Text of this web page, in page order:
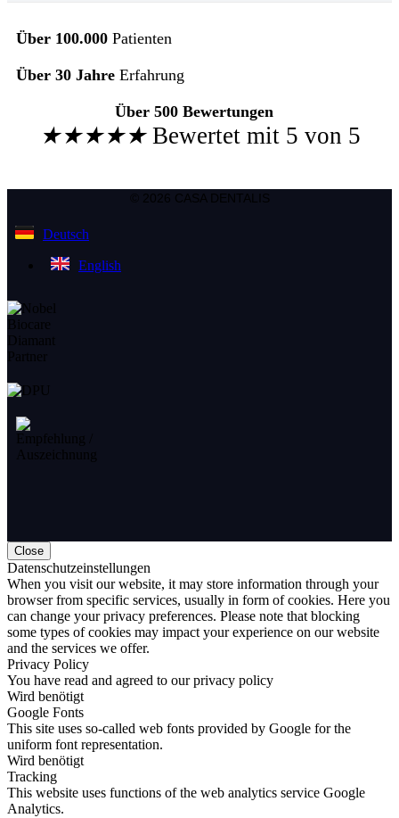
Über 100.000 Patienten
Über 30 Jahre Erfahrung
Über 500 Bewertungen
★★★★★ Bewertet mit 5 von 5
© 2026 CASA DENTALIS
Deutsch
English
Close
Datenschutzeinstellungen
When you visit our website, it may store information through your
browser from specific services, usually in form of cookies. Here you
can change your privacy preferences. Please note that blocking
some types of cookies may impact your experience on our website
and the services we offer.
Privacy Policy
You have read and agreed to our privacy policy
Wird benötigt
Google Fonts
This site uses so-called web fonts provided by Google for the
uniform font representation.
Wird benötigt
Tracking
This website uses functions of the web analytics service Google
Analytics.